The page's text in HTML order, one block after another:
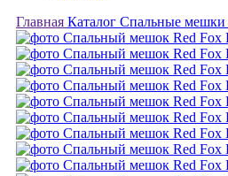
Главная Каталог Спальные мешки